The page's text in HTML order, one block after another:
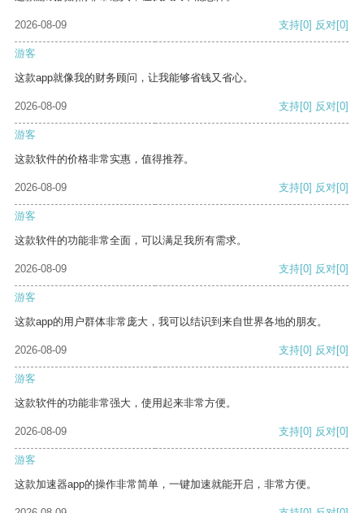
2026-08-09 支持[0] 反对[0]
游客
这款app就像我的财务顾问，让我能够省钱又省心。
2026-08-09 支持[0] 反对[0]
游客
这款软件的价格非常实惠，值得推荐。
2026-08-09 支持[0] 反对[0]
游客
这款软件的功能非常全面，可以满足我所有需求。
2026-08-09 支持[0] 反对[0]
游客
这款app的用户群体非常庞大，我可以结识到来自世界各地的朋友。
2026-08-09 支持[0] 反对[0]
游客
这款软件的功能非常强大，使用起来非常方便。
2026-08-09 支持[0] 反对[0]
游客
这款加速器app的操作非常简单，一键加速就能开启，非常方便。